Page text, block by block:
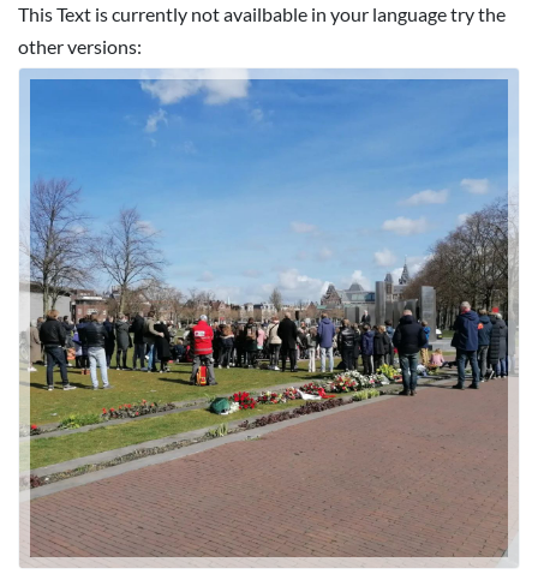
This Text is currently not availbable in your language try the
other versions: